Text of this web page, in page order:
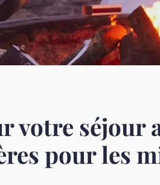
votre séjour
pour les